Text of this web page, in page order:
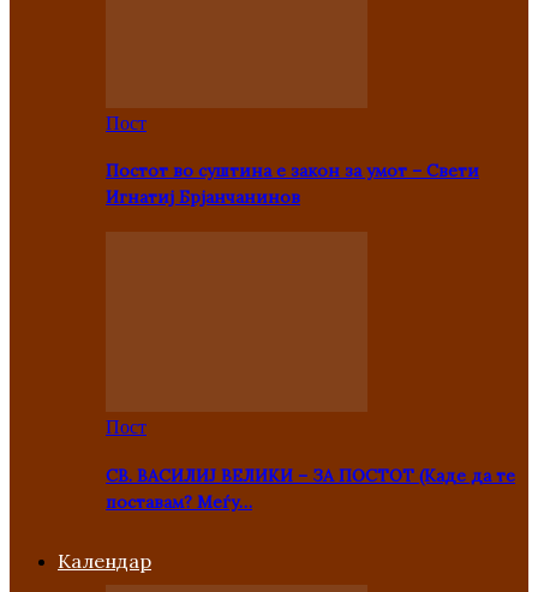
Пост
Постот во суштина е закон за умот – Свети
Игнатиј Брјанчанинов
Пост
СВ. ВАСИЛИЈ ВЕЛИКИ – ЗА ПОСТОТ (Каде да те
поставам? Меѓу…
Kалендар